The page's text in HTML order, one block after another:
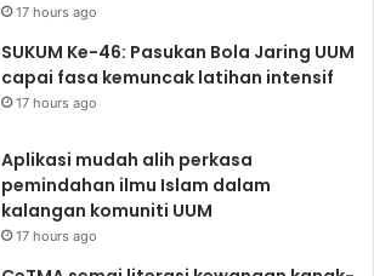
17 hours ago
SUKUM Ke-46: Pasukan Bola Jaring UUM
capai fasa kemuncak latihan intensif
17 hours ago
Aplikasi mudah alih perkasa
pemindahan ilmu Islam dalam
kalangan komuniti UUM
17 hours ago